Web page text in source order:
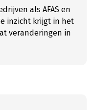
als AFAS en
inzicht krijgt in het
veranderingen in